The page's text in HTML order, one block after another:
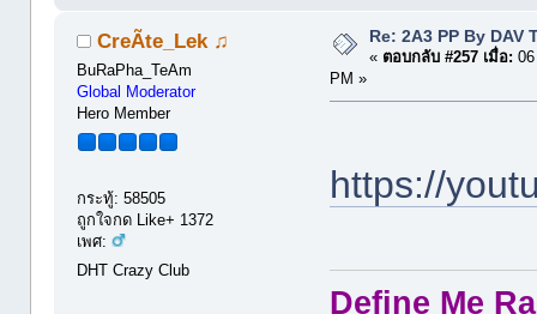
CreÃte_Lek ♫
BuRaPha_TeAm
Global Moderator
Hero Member
กระทู้: 58505
ถูกใจกด Like+ 1372
เพศ:
DHT Crazy Club
Re: 2A3 PP By DAV
« ตอบกลับ #257 เมื่อ:
PM »
https://
Define Me